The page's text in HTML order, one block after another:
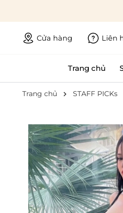
Cửa hàng Liên
Trang chủ
Trang chủ STAFF PICKs